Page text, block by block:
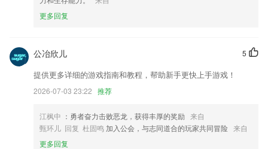
更多回复
5
公冶欣儿
提供更多详细的游戏指南和教程，帮助新手更快上手游戏！
2026-07-03 23:22 推荐
江枫中 ：勇者奋力击败恶龙，获得丰厚的奖励 来自
甄环儿 回复 杜固鸣 加入公会，与志同道合的玩家共同冒险 来自
更多回复